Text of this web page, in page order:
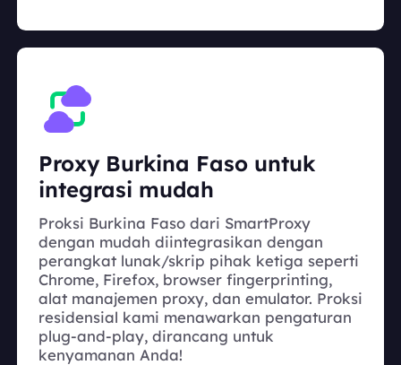
Proxy Burkina Faso untuk
integrasi mudah
Proksi Burkina Faso dari SmartProxy
dengan mudah diintegrasikan dengan
perangkat lunak/skrip pihak ketiga seperti
Chrome, Firefox, browser fingerprinting,
alat manajemen proxy, dan emulator. Proksi
residensial kami menawarkan pengaturan
plug-and-play, dirancang untuk
kenyamanan Anda!